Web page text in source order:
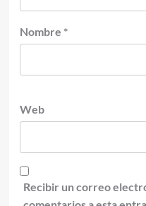
Nombre *
Web
Recibir un correo